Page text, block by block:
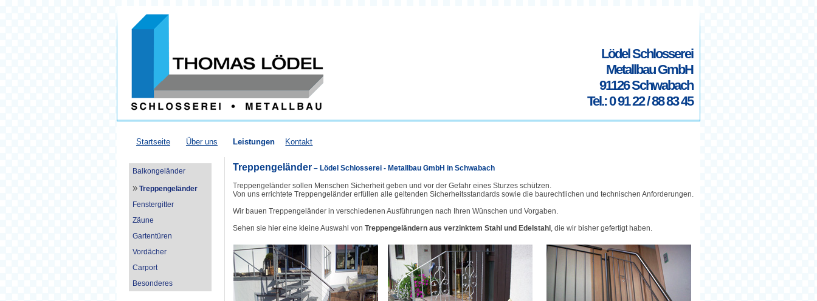
Lödel Schlosserei
Metallbau GmbH
91126 Schwabach
Tel.: 0 91 22 / 88 83 45
Startseite Über uns Leistungen Kontakt
Treppengeländer– Lödel Schlosserei - Metallbau GmbH in Schwabach
Treppengeländer sollen Menschen Sicherheit geben und vor der Gefahr eines Sturzes schützen.
Von uns errichtete Treppengeländer erfüllen alle geltenden Sicherheitsstandards sowie die baurechtlichen und technischen Anforderungen.
Wir bauen Treppengeländer in verschiedenen Ausführungen nach Ihren Wünschen und Vorgaben.
Sehen sie hier eine kleine Auswahl von Treppengeländern aus verzinktem Stahl und Edelstahl , die wir bisher gefertigt haben.
Balkongeländer
» Treppengeländer
Fenstergitter
Zäune
Gartentüren
Vordächer
Carport
Besonderes